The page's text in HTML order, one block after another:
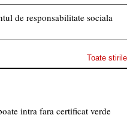
de responsabilitate sociala
Toate stirile
intra fara certificat verde